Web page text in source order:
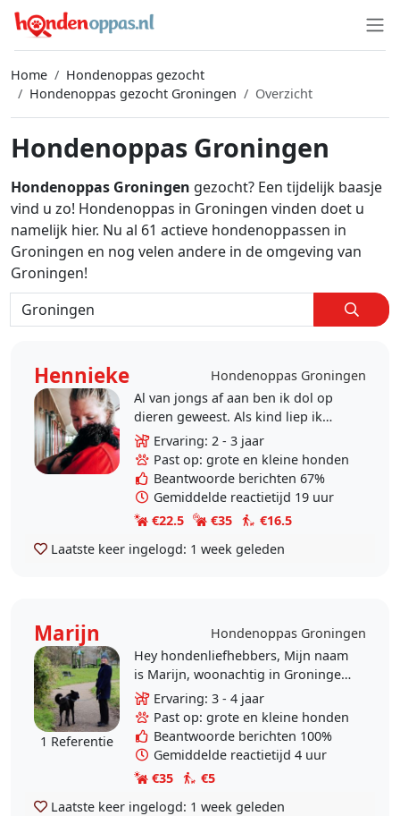
Home
Hondenoppas gezocht
Hondenoppas gezocht Groningen
Overzicht
Hondenoppas Groningen
Hondenoppas Groningen gezocht? Een tijdelijk baasje
vind u zo! Hondenoppas in Groningen vinden doet u
namelijk hier. Nu al 61 actieve hondenoppassen in
Groningen en nog velen andere in de omgeving van
Groningen!
Hennieke
Hondenoppas Groningen
Al van jongs af aan ben ik dol op
dieren geweest. Als kind liep ik
rond met een kinderwagen vol
katten en toen ik wat ouder was
had ik veel met de..
Ervaring: 2 - 3 jaar
Past op: grote en kleine honden
Beantwoorde berichten 67%
Gemiddelde reactietijd 19 uur
€22.5
€35
€16.5
Laatste keer ingelogd: 1 week geleden
Marijn Hondenoppas Groningen
1 Referentie
Hey hondenliefhebbers, Mijn naam
is Marijn, woonachtig in Groningen
(Korrewegwijk). Ik ben makkelijk in
de omgang, vriendelijk,
betrouwbaar en heb..
Ervaring: 3 - 4 jaar
Past op: grote en kleine honden
Beantwoorde berichten 100%
Gemiddelde reactietijd 4 uur
€35
€5
Laatste keer ingelogd: 1 week geleden